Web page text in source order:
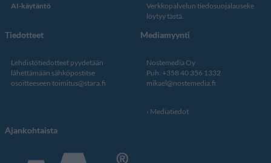
AI-käytäntö
Verkkopalvelun tiedosuojalauseke
löytyy tästä
Tiedotteet
Lehdistötiedotteet pyydetään
lähettämään sähköpostitse
osoitteeseen toimitus@stara.fi
Mediamyynti
Nostemedia Oy
Puh. +358 40 356 1332
mikael@nostemedia.fi
Mediatiedot
Ajankohtaista